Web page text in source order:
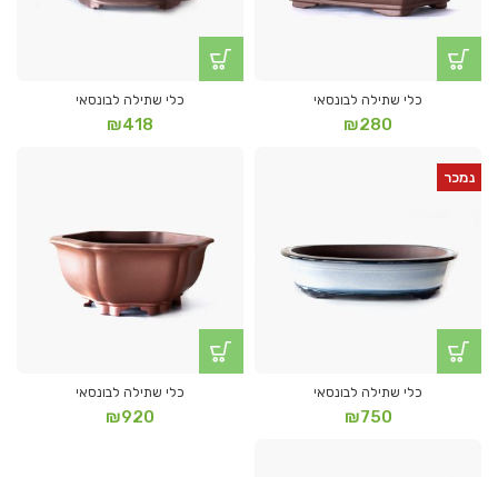
כלי שתילה לבונסאי
₪280
כלי שתילה לבונסאי
₪418
נמכר
כלי שתילה לבונסאי
₪750
כלי שתילה לבונסאי
₪920